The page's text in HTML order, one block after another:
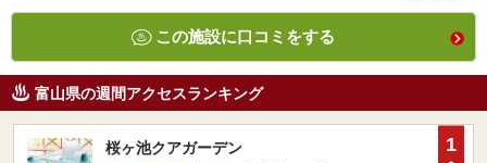
この施設に口コミをする
富山県の週間アクセスランキング
桜ヶ池クアガーデン
1